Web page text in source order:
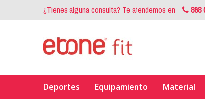
¿Tienes alguna consulta? Te atendemos en 868
Deportes Equipamiento Material